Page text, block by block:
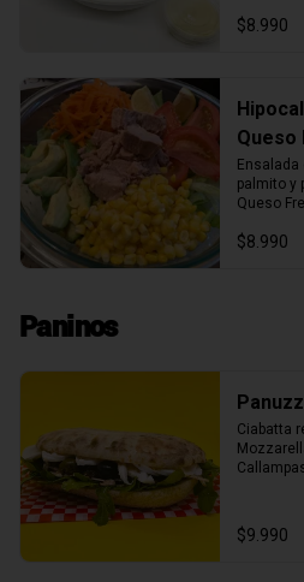
$8.990
Queso
palmito y
Queso
$8.990
Paninos
Ciabatta
$9.990